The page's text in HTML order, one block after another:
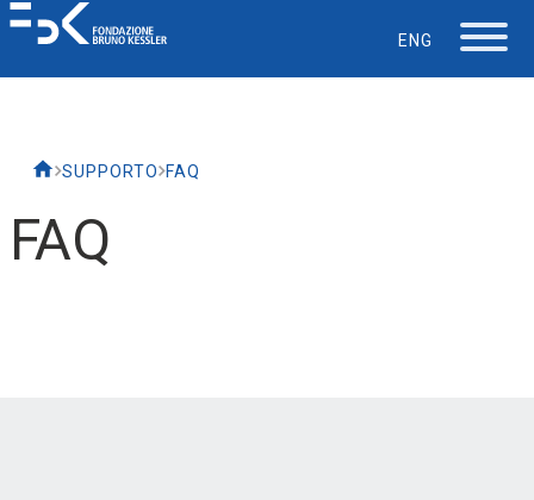
ENG
SUPPORTO FAQ
FAQ